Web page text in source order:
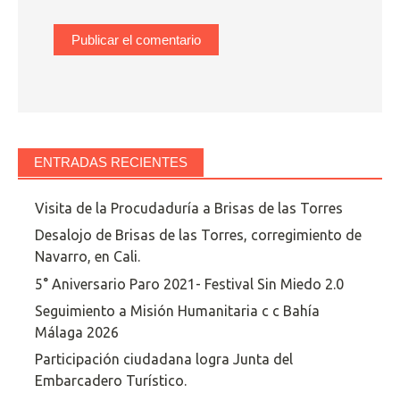
ENTRADAS RECIENTES
Visita de la Procudaduría a Brisas de las Torres
Desalojo de Brisas de las Torres, corregimiento de
Navarro, en Cali.
5° Aniversario Paro 2021- Festival Sin Miedo 2.0
Seguimiento a Misión Humanitaria c c Bahía
Málaga 2026
Participación ciudadana logra Junta del
Embarcadero Turístico.